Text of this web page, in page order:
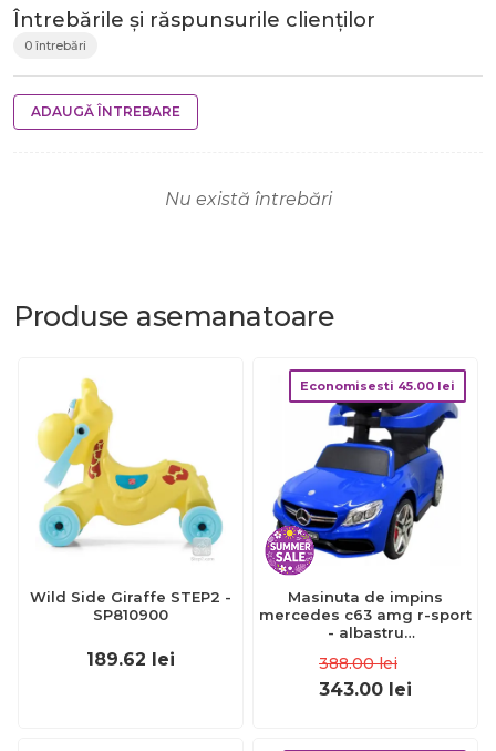
Întrebările și răspunsurile clienților
0 întrebări
ADAUGĂ ÎNTREBARE
Nu există întrebări
Produse asemanatoare
Wild Side Giraffe STEP2 -
SP810900
189.62 lei
Economisesti 45.00 lei
Masinuta de impins
mercedes c63 amg r-sport
- albastru
388.00 lei
343.00 lei